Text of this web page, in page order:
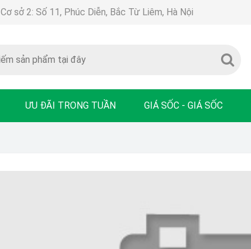
Cơ sở 2: Số 11, Phúc Diễn, Bắc Từ Liêm, Hà Nội
ƯU ĐÃI TRONG TUẦN GIÁ SỐC - GIÁ SỐC